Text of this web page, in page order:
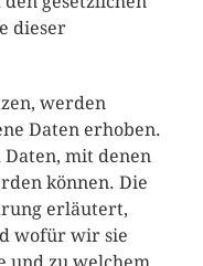
dieser
werden
Daten erhoben.
Daten, mit denen
können. Die
erläutert,
wofür wir sie